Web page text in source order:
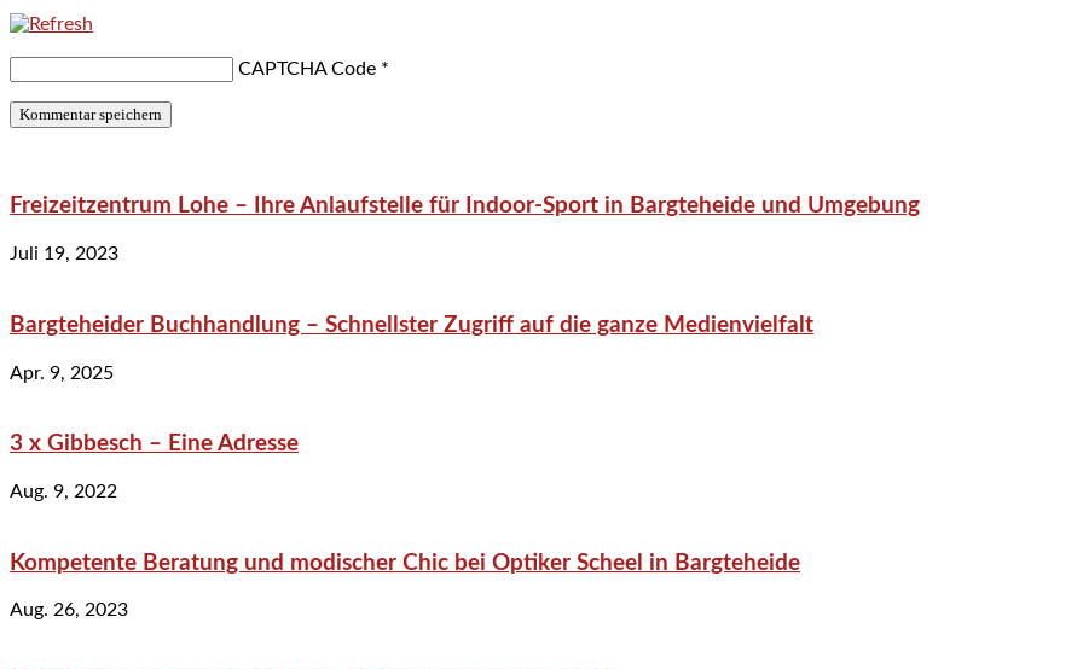
CAPTCHA Code *
Freizeitzentrum Lohe – Ihre Anlaufstelle für Indoor-Sport in Bargteheide und Umgebung
Juli 19, 2023
Bargteheider Buchhandlung – Schnellster Zugriff auf die ganze Medienvielfalt
Apr. 9, 2025
3 x Gibbesch – Eine Adresse
Aug. 9, 2022
Kompetente Beratung und modischer Chic bei Optiker Scheel in Bargteheide
Aug. 26, 2023